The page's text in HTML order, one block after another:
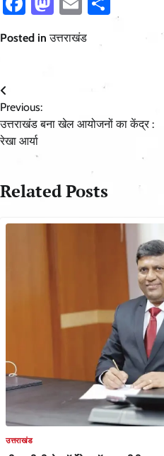
Posted inउत्तराखंड
Post
navigation
Previous:
उत्तराखंड बना खेल आयोजनों का केंद्र :
रेखा आर्या
Related Posts
उत्तराखंड